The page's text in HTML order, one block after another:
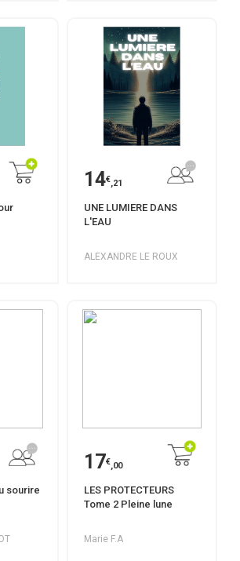
14€,21
UNE LUMIERE DANS
L'EAU
ALEXANDRE LE ROUX
sourire
17€,00
LES PROTECTEURS
Tome 2 Pleine lune
Marie F.A